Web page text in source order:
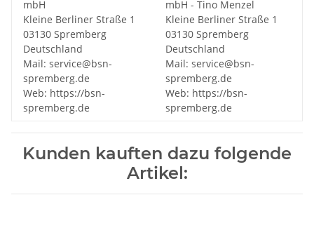
mbH
Kleine Berliner Straße 1
03130 Spremberg
Deutschland
Mail: service@bsn-
spremberg.de
Web: https://bsn-
spremberg.de
mbH - Tino Menzel
Kleine Berliner Straße 1
03130 Spremberg
Deutschland
Mail: service@bsn-
spremberg.de
Web: https://bsn-
spremberg.de
Kunden kauften dazu folgende
Artikel: